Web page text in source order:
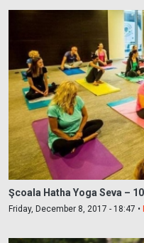
Şcoala Hatha Yoga Seva –
Friday, December 8, 2017 - 18:47 •